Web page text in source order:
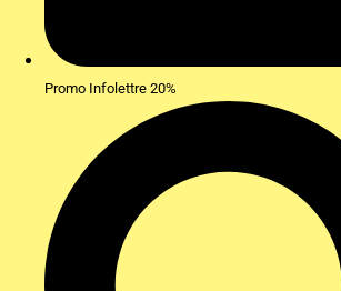
Promo Infolettre 20%